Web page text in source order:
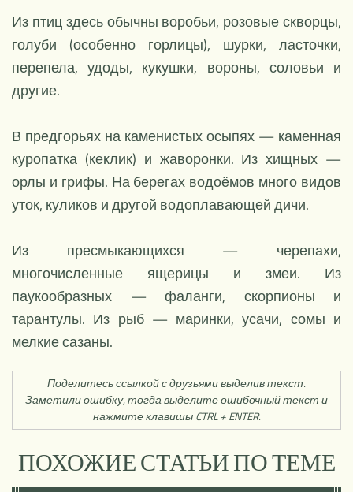
Из птиц здесь обычны воробьи, розовые скворцы,
голуби (особенно горлицы), шурки, ласточки,
перепела, удоды, кукушки, вороны, соловьи и
другие.
В предгорьях на каменистых осыпях — каменная
куропатка (кеклик) и жаворонки. Из хищных —
орлы и грифы. На берегах водоёмов много видов
уток, куликов и другой водоплавающей дичи.
Из пресмыкающихся — черепахи,
многочисленные ящерицы и змеи. Из
паукообразных — фаланги, скорпионы и
тарантулы. Из рыб — маринки, усачи, сомы и
мелкие сазаны.
Поделитесь ссылкой с друзьями выделив текст.
Заметили ошибку, тогда выделите ошибочный текст и
нажмите клавишы CTRL + ENTER.
ПОХОЖИЕ СТАТЬИ ПО ТЕМЕ